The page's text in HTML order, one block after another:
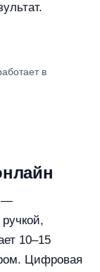
в
—
10–15
Цифровая